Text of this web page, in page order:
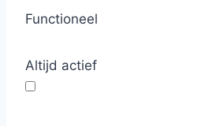
Functioneel
Altijd actief